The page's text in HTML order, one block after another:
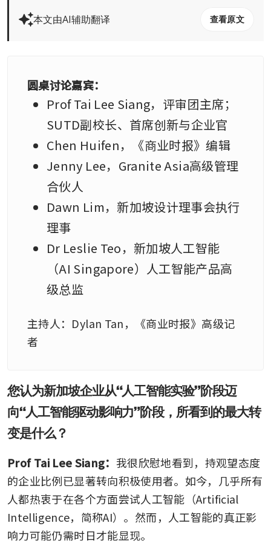
本文由AI辅助翻译 查看原文
圆桌讨论嘉宾：
Prof Tai Lee Siang，评审团主席；
SUTD副校长、首席创新与企业官
Chen Huifen，《商业时报》编辑
Jenny Lee，Granite Asia高级管理
合伙人
Dawn Lim，新加坡设计理事会执行
理事
Dr Leslie Teo，新加坡人工智能
（AI Singapore）人工智能产品高
级总监
主持人：Dylan Tan，《商业时报》高级记
者
您认为新加坡企业从“人工智能实验”阶段迈
向“人工智能驱动影响力”阶段，所看到的最大转
变是什么？
Prof Tai Lee Siang： 我很欣慰地看到，持观望态度
的企业比例已显著转向积极使用者。如今，几乎所有
人都热衷于在各个方面尝试人工智能（Artificial
Intelligence，简称AI）。然而，人工智能的真正影
响力可能仍需时日才能显现。